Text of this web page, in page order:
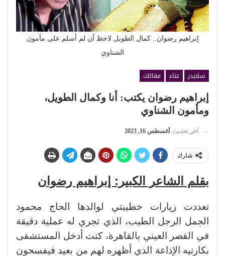
إبراهيم رضوان.. كمال الطويل لاحظ أن لم أسلم على مأمون
الشناوي
سلايدر غناء
مقالات
إبراهيم رضوان يكتب: أنا وكمال الطويل،
ومأمون الشناوي
آخر تحديث أغسطس 16, 2023
شارك
بقلم الشاعر الكبير: إبراهيم رضوان
تعددت زيارات خطيبتي لوالدها الحاج محمود
الجمل الرجل الطيب، الذي تجري له عملية دقيقة
في القصر العيني بالقاهرة، كنت أدخل المستشفى
بكارنيه الإذاعة الذي أظهره لهم من بعيد فيفسحون